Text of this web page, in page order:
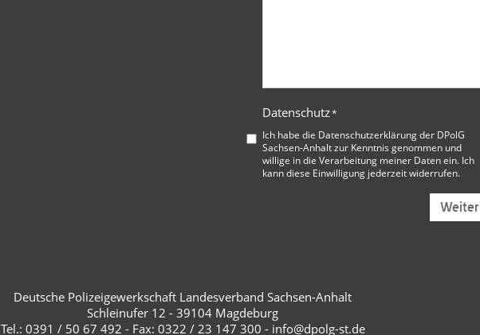
Datenschutz*
Ich habe die Datenschutzerklärung der DPolG
Sachsen-Anhaltzur Kenntnis genommen und
willige in die Verarbeitung meiner Daten ein. Ich
kann diese Einwilligung jederzeit widerrufen.
Weiter
Deutsche Polizeigewerkschaft Landesverband Sachsen-Anhalt
Schleinufer 12 - 39104 Magdeburg
Tel.: 0391 / 50 67 492 - Fax: 0322 / 23 147 300 - info@dpolg-st.de